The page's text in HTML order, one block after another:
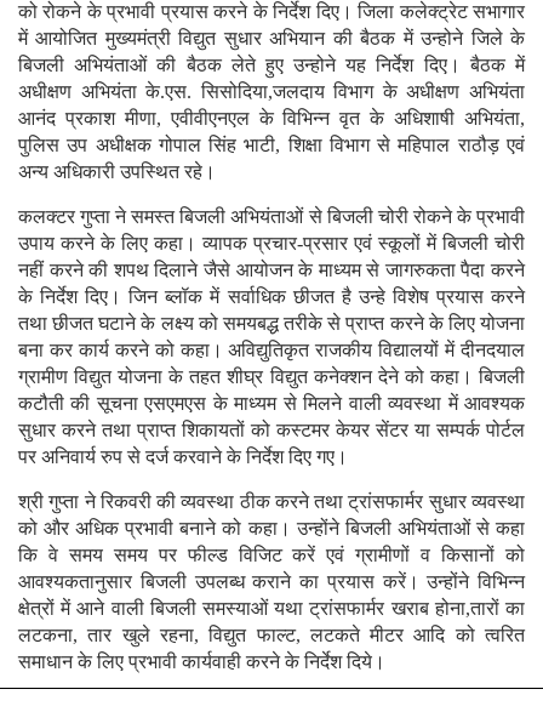
को रोकने के प्रभावी प्रयास करने के निर्देश दिए। जिला कलेक्ट्रेट सभागार
में आयोजित मुख्यमंत्री विद्युत सुधार अभियान की बैठक में उन्होने जिले के
बिजली अभियंताओं की बैठक लेते हुए उन्होने यह निर्देश दिए। बैठक में
अधीक्षण अभियंता के.एस. सिसोदिया,जलदाय विभाग के अधीक्षण अभियंता
आनंद प्रकाश मीणा, एवीवीएनएल के विभिन्न वृत के अधिशाषी अभियंता,
पुलिस उप अधीक्षक गोपाल सिंह भाटी, शिक्षा विभाग से महिपाल राठौड़ एवं
अन्य अधिकारी उपस्थित रहे।
कलक्टर गुप्ता ने समस्त बिजली अभियंताओं से बिजली चोरी रोकने के प्रभावी
उपाय करने के लिए कहा। व्यापक प्रचार-प्रसार एवं स्कूलों में बिजली चोरी
नहीं करने की शपथ दिलाने जैसे आयोजन के माध्यम से जागरुकता पैदा करने
के निर्देश दिए। जिन ब्लॉक में सर्वाधिक छीजत है उन्हे विशेष प्रयास करने
तथा छीजत घटाने के लक्ष्य को समयबद्ध तरीके से प्राप्त करने के लिए योजना
बना कर कार्य करने को कहा। अविद्युतिकृत राजकीय विद्यालयों में दीनदयाल
ग्रामीण विद्युत योजना के तहत शीघ्र विद्युत कनेक्शन देने को कहा। बिजली
कटौती की सूचना एसएमएस के माध्यम से मिलने वाली व्यवस्था में आवश्यक
सुधार करने तथा प्राप्त शिकायतों को कस्टमर केयर सेंटर या सम्पर्क पोर्टल
पर अनिवार्य रुप से दर्ज करवाने के निर्देश दिए गए।
श्री गुप्ता ने रिकवरी की व्यवस्था ठीक करने तथा ट्रांसफार्मर सुधार व्यवस्था
को और अधिक प्रभावी बनाने को कहा। उन्होंने बिजली अभियंताओं से कहा
कि वे समय समय पर फील्ड विजिट करें एवं ग्रामीणों व किसानों को
आवश्यकतानुसार बिजली उपलब्ध कराने का प्रयास करें। उन्होंने विभिन्न
क्षेत्रों में आने वाली बिजली समस्याओं यथा ट्रांसफार्मर खराब होना,तारों का
लटकना, तार खुले रहना, विद्युत फाल्ट, लटकते मीटर आदि को त्वरित
समाधान के लिए प्रभावी कार्यवाही करने के निर्देश दिये।